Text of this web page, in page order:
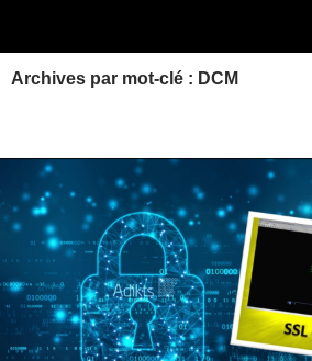
Archives par mot-clé : DCM